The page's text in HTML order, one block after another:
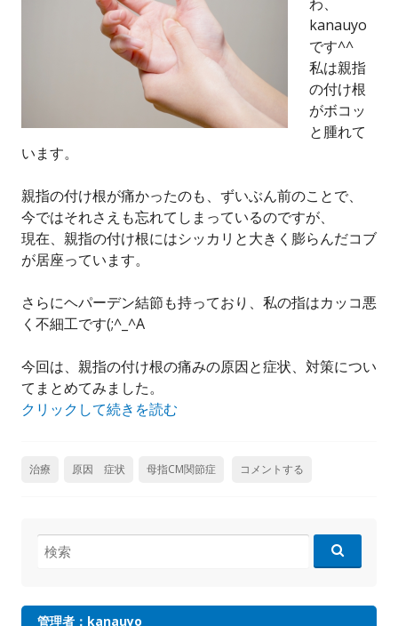
kanauyo
です^^
私は親指
の付け根
がボコッ
と腫れて
います。
親指の付け根が痛かったのも、ずいぶん前のことで、
今ではそれさえも忘れてしまっているのですが、
現在、親指の付け根にはシッカリと大きく膨らんだコブ
が居座っています。
さらにヘパーデン結節も持っており、私の指はカッコ悪
く不細工です(;^_^A
今回は、親指の付け根の痛みの原因と症状、対策につい
てまとめてみました。
クリックして続きを読む
治療 原因 症状 母指CM関節症 コメントする
検
索:
管理者：kanauyo